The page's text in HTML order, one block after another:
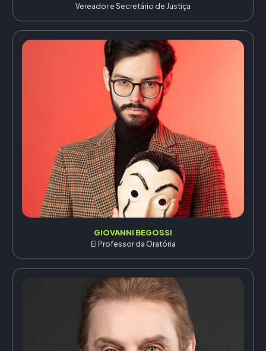
Vereador e Secretário de Justiça
GIOVANNI BEGOSSI
El Professor da Oratória